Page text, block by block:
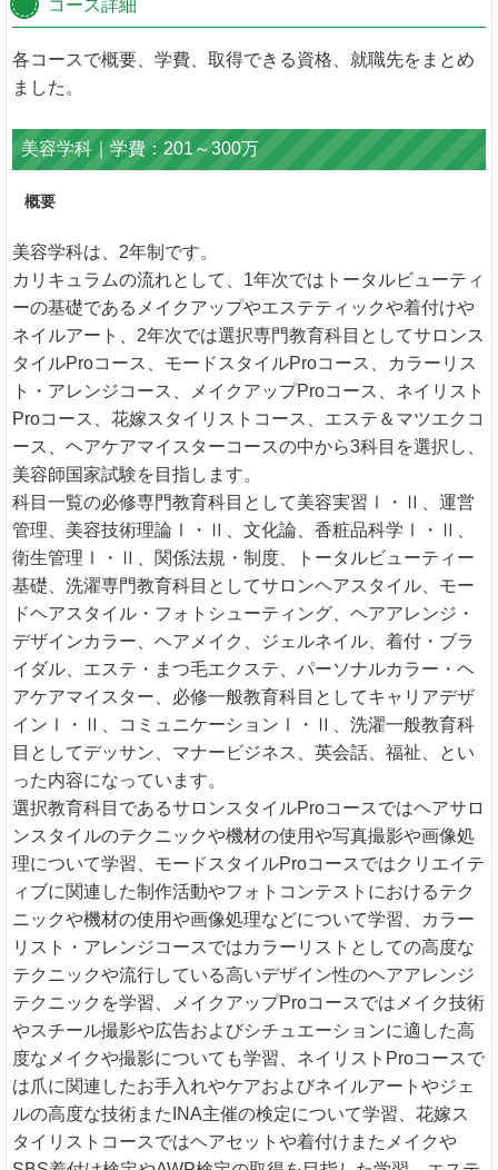
コース詳細
各コースで概要、学費、取得できる資格、就職先をまとめ
ました。
美容学科｜学費：201～300万
概要
美容学科は、2年制です。
カリキュラムの流れとして、1年次ではトータルビューティ
ーの基礎であるメイクアップやエステティックや着付けや
ネイルアート、2年次では選択専門教育科目としてサロンス
タイルProコース、モードスタイルProコース、カラーリス
ト・アレンジコース、メイクアップProコース、ネイリスト
Proコース、花嫁スタイリストコース、エステ＆マツエクコ
ース、ヘアケアマイスターコースの中から3科目を選択し、
美容師国家試験を目指します。
科目一覧の必修専門教育科目として美容実習Ⅰ・Ⅱ、運営
管理、美容技術理論Ⅰ・Ⅱ、文化論、香粧品科学Ⅰ・Ⅱ、
衛生管理Ⅰ・Ⅱ、関係法規・制度、トータルビューティー
基礎、洗濯専門教育科目としてサロンヘアスタイル、モー
ドヘアスタイル・フォトシューティング、ヘアアレンジ・
デザインカラー、ヘアメイク、ジェルネイル、着付・ブラ
イダル、エステ・まつ毛エクステ、パーソナルカラー・ヘ
アケアマイスター、必修一般教育科目としてキャリアデザ
インⅠ・Ⅱ、コミュニケーションⅠ・Ⅱ、洗濯一般教育科
目としてデッサン、マナービジネス、英会話、福祉、とい
った内容になっています。
選択教育科目であるサロンスタイルProコースではヘアサロ
ンスタイルのテクニックや機材の使用や写真撮影や画像処
理について学習、モードスタイルProコースではクリエイテ
ィブに関連した制作活動やフォトコンテストにおけるテク
ニックや機材の使用や画像処理などについて学習、カラー
リスト・アレンジコースではカラーリストとしての高度な
テクニックや流行している高いデザイン性のヘアアレンジ
テクニックを学習、メイクアップProコースではメイク技術
やスチール撮影や広告およびシチュエーションに適した高
度なメイクや撮影についても学習、ネイリストProコースで
は爪に関連したお手入れやケアおよびネイルアートやジェ
ルの高度な技術またINA主催の検定について学習、花嫁ス
タイリストコースではヘアセットや着付けまたメイクや